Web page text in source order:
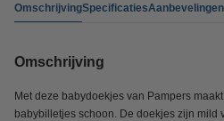
OmschrijvingSpecificatiesAanbevelingen
Omschrijving
Met deze babydoekjes van Pampers
babybilletjes schoon. De doekjes zijn mild